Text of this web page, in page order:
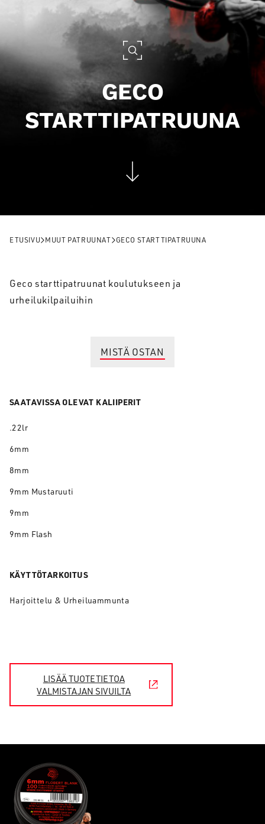
GECO
STARTTIPATRUUNA
ETUSIVU MUUT PATRUUNAT GECO STARTTIPATRUUNA
Geco starttipatruunat koulutukseen ja
urheilukilpailuihin
MISTÄ OSTAN
SAATAVISSA OLEVAT KALIIPERIT
.22lr
6mm
8mm
9mm Mustaruuti
9mm
9mm Flash
KÄYTTÖTARKOITUS
Harjoittelu & Urheiluammunta
LISÄÄ TUOTETIETOA
VALMISTAJAN SIVUILTA